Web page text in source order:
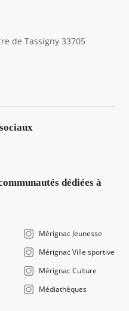
de Tassigny 33705
dédiées à
Mérignac Jeunesse
Mérignac Ville sportive
Mérignac Culture
Médiathèques